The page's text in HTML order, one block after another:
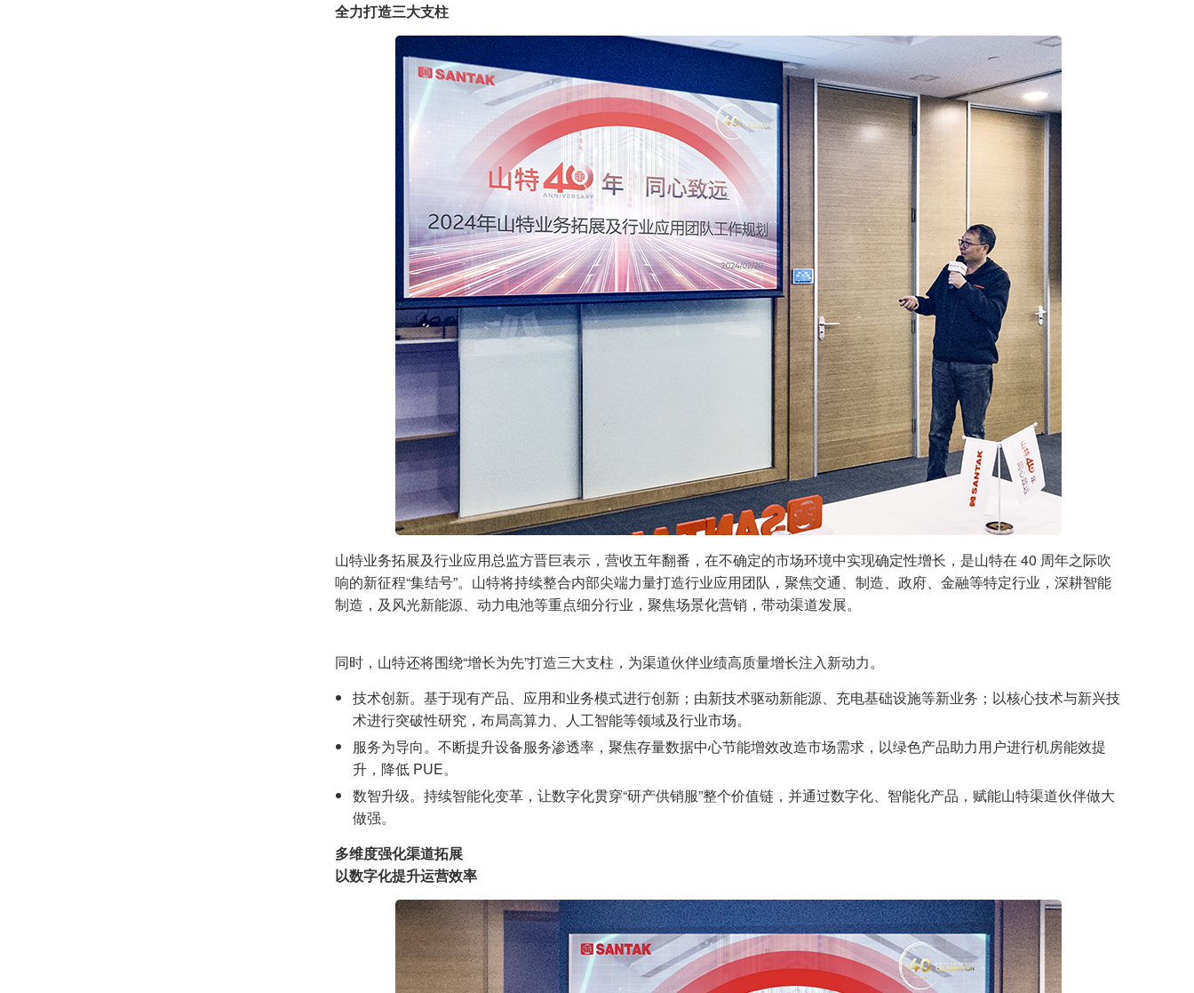
全力打造三大支柱
山特业务拓展及行业应用总监方晋巨表示，营收五年翻番，在不确定的市场环境中实现确定性增长，是山特在 40 周年之际吹
响的新征程“集结号”。山特将持续整合内部尖端力量打造行业应用团队，聚焦交通、制造、政府、金融等特定行业，深耕智能
制造，及风光新能源、动力电池等重点细分行业，聚焦场景化营销，带动渠道发展。
同时，山特还将围绕“增长为先”打造三大支柱，为渠道伙伴业绩高质量增长注入新动力。
技术创新。基于现有产品、应用和业务模式进行创新；由新技术驱动新能源、充电基础设施等新业务；以核心技术与新兴技
术进行突破性研究，布局高算力、人工智能等领域及行业市场。
服务为导向。不断提升设备服务渗透率，聚焦存量数据中心节能增效改造市场需求，以绿色产品助力用户进行机房能效提
升，降低 PUE。
数智升级。持续智能化变革，让数字化贯穿“研产供销服”整个价值链，并通过数字化、智能化产品，赋能山特渠道伙伴做大
做强。
多维度强化渠道拓展
以数字化提升运营效率